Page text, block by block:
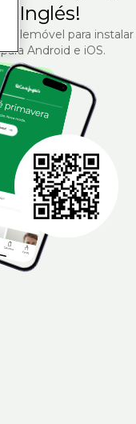
Inglés!
telemóvel para instalar
Android e iOS.